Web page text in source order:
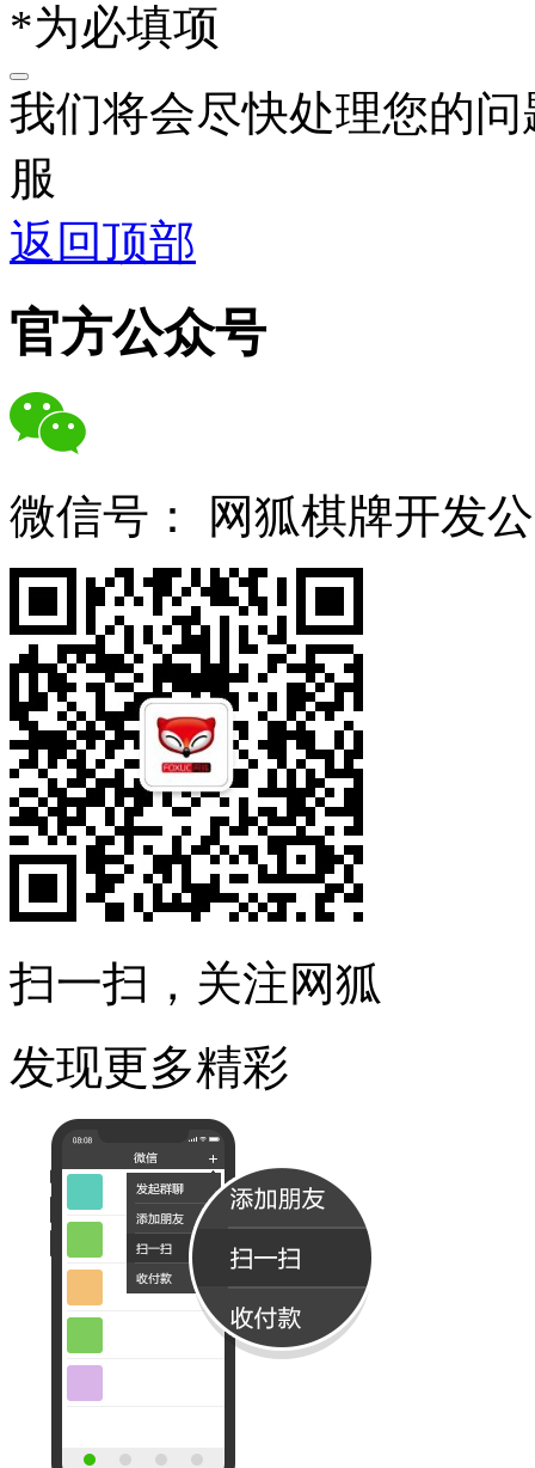
*为必填项
我们将会尽快处理您的
服
返回顶部
官方公众号
微信号： 网狐棋牌开发
扫一扫，关注网狐
发现更多精彩